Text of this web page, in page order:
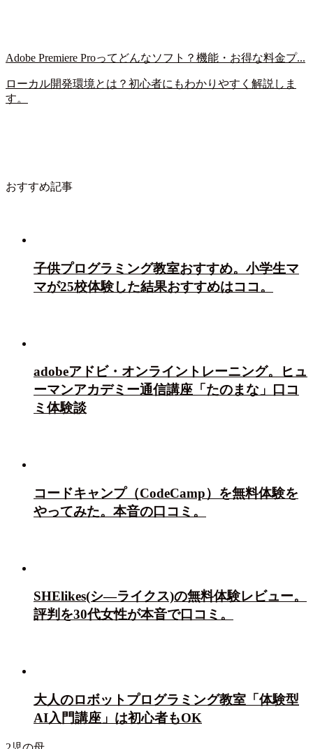
Adobe Premiere Proってどんなソフト？機能・お得な料金プ...
ローカル開発環境とは？初心者にもわかりやすく解説しま
す。
おすすめ記事
子供プログラミング教室おすすめ。小学生マ
マが25校体験した結果おすすめはココ。
adobeアドビ・オンライントレーニング。ヒュ
ーマンアカデミー通信講座「たのまな」口コ
ミ体験談
コードキャンプ（CodeCamp）を無料体験を
やってみた。本音の口コミ。
SHElikes(シ―ライクス)の無料体験レビュー。
評判を30代女性が本音で口コミ。
大人のロボットプログラミング教室「体験型
AI入門講座」は初心者もOK